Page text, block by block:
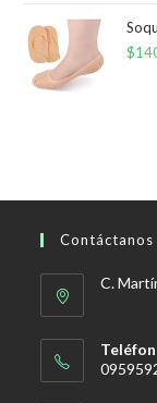
$
Contáctanos
C.